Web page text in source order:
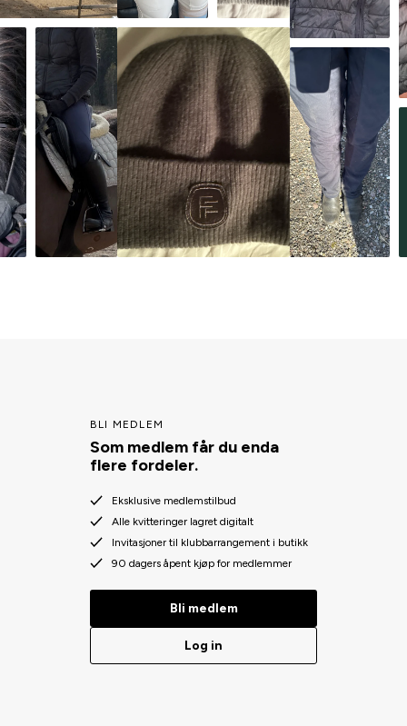
BLI MEDLEM
Som medlem får du enda
flere fordeler.
Eksklusive medlemstilbud
Alle kvitteringer lagret digitalt
Invitasjoner til klubbarrangement i butikk
90 dagers åpent kjøp for medlemmer
Bli medlem
Log in